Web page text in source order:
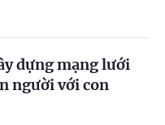
dựng mạng lưới
người với con